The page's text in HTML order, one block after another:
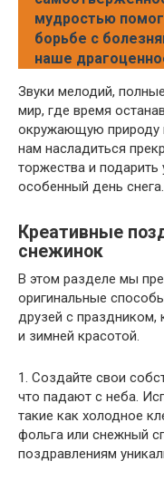
мудростью
борьбе с
наше
Звуки мелодий,
мир, где время
окружающую природу
нам насладиться
торжества и
особенный день снега.
Креативные
снежинок
В этом разделе мы
оригинальные
друзей с праздником,
и зимней красотой.
1. Создайте свои
что падают с неба.
такие как холодное
фольга или снежный
поздравлениям